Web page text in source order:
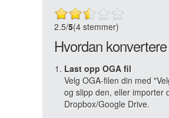
2.5/5(4 stemmer)
Hvordan
Last opp OGA fil
Velg OGA-filen din med
og slipp den, eller importer
Dropbox/Google Drive.